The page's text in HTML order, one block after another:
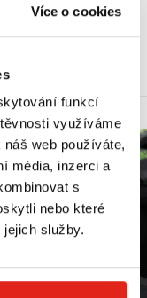
Více o cookies
funkcí
využíváme
web používáte,
média, inzerci a
s
nebo které
služby.